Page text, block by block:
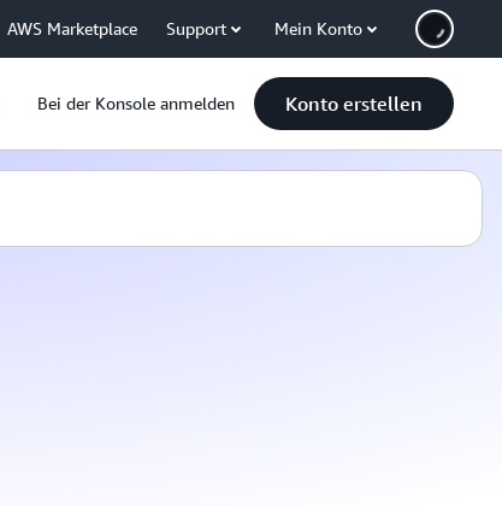
AWS Marketplace Support Mein Konto
Bei der Konsole anmelden Konto erstellen